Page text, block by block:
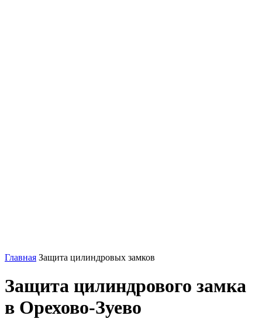
Главная Защита цилиндровых замков
Защита цилиндрового замка
в Орехово-Зуево